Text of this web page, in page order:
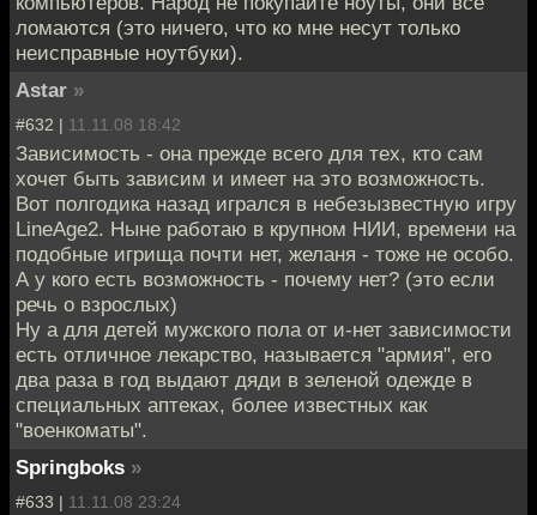
ломаются (это ничего, что ко мне несут только
неисправные ноутбуки).
Astar »
#632 | 11.11.08 18:42
Зависимость - она прежде всего для тех, кто сам
хочет быть зависим и имеет на это возможность.
Вот полгодика назад игрался в небезызвестную игру
LineAge2. Ныне работаю в крупном НИИ, времени на
подобные игрища почти нет, желаня - тоже не особо.
А у кого есть возможность - почему нет? (это если
речь о взрослых)
Ну а для детей мужского пола от и-нет зависимости
есть отличное лекарство, называется "армия", его
два раза в год выдают дяди в зеленой одежде в
специальных аптеках, более известных как
"военкоматы".
Springboks »
#633 | 11.11.08 23:24